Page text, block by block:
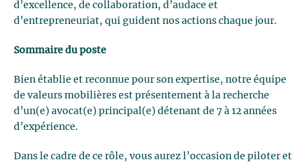
d’excellence, de collaboration, d’audace et
d’entrepreneuriat, qui guident nos actions chaque jour.
Sommaire du poste
Bien établie et reconnue pour son expertise, notre équipe
de valeurs mobilières est présentement à la recherche
d’un(e) avocat(e) principal(e) détenant de 7 à 12 années
d’expérience.
Dans le cadre de ce rôle, vous aurez l’occasion de piloter et